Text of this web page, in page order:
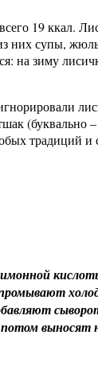
19 ккал.
них супы,
на зиму
(буквально
традиций и
выносят